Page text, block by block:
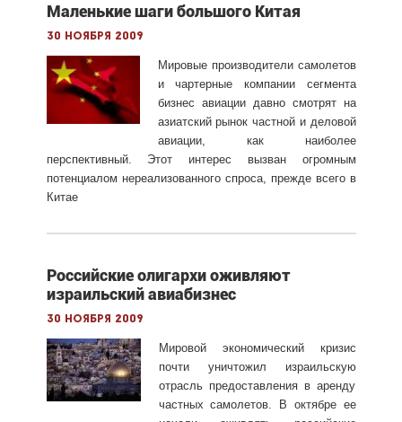
Маленькие шаги большого Китая
30 ноября 2009
Мировые производители самолетов
и чартерные компании сегмента
бизнес авиации давно смотрят на
азиатский рынок частной и деловой
авиации, как наиболее
перспективный. Этот интерес вызван огромным
потенциалом нереализованного спроса, прежде всего в
Китае
Российские олигархи оживляют
израильский авиабизнес
30 ноября 2009
Мировой экономический кризис
почти уничтожил израильскую
отрасль предоставления в аренду
частных самолетов. В октябре ее